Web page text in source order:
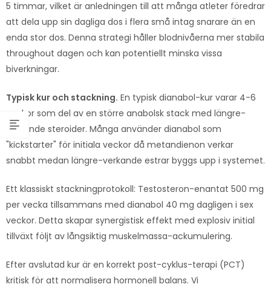
5 timmar, vilket är anledningen till att många atleter föredrar
att dela upp sin dagliga dos i flera små intag snarare än en
enda stor dos. Denna strategi håller blodnivåerna mer stabila
throughout dagen och kan potentiellt minska vissa
biverkningar.
Typisk kur och stackning. En typisk dianabol-kur varar 4-6
veckor som del av en större anabolsk stack med längre-
verkande steroider. Många använder dianabol som
"kickstarter" för initiala veckor då metandienon verkar
snabbt medan längre-verkande estrar byggs upp i systemet.
Ett klassiskt stackningprotokoll: Testosteron-enantat 500 mg
per vecka tillsammans med dianabol 40 mg dagligen i sex
veckor. Detta skapar synergistisk effekt med explosiv initial
tillväxt följt av långsiktig muskelmassa-ackumulering.
Efter avslutad kur är en korrekt post-cyklus-terapi (PCT)
kritisk för att normalisera hormonell balans. Vi